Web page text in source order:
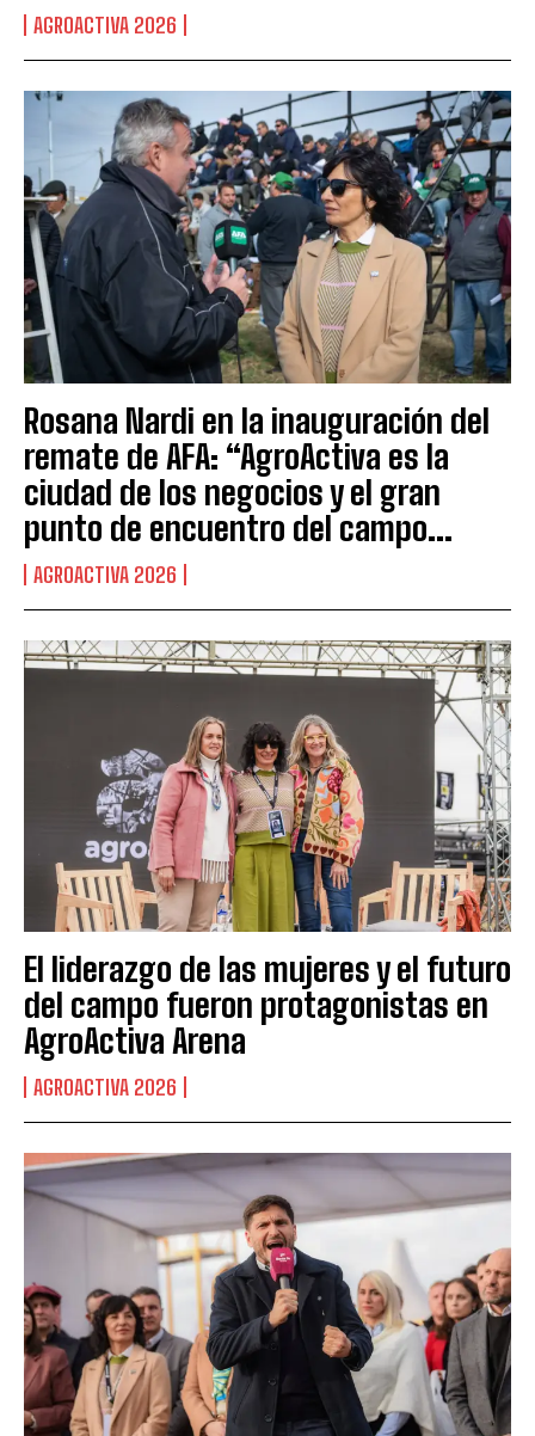
AGROACTIVA 2026
Rosana Nardi en la inauguración del
remate de AFA: “AgroActiva es la
ciudad de los negocios y el gran
punto de encuentro del campo...
AGROACTIVA 2026
El liderazgo de las mujeres y el futuro
del campo fueron protagonistas en
AgroActiva Arena
AGROACTIVA 2026